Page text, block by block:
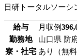
日研トータルソーシ
給与 月収例
勤務地
山口県 防
寮・社宅 あり（無料